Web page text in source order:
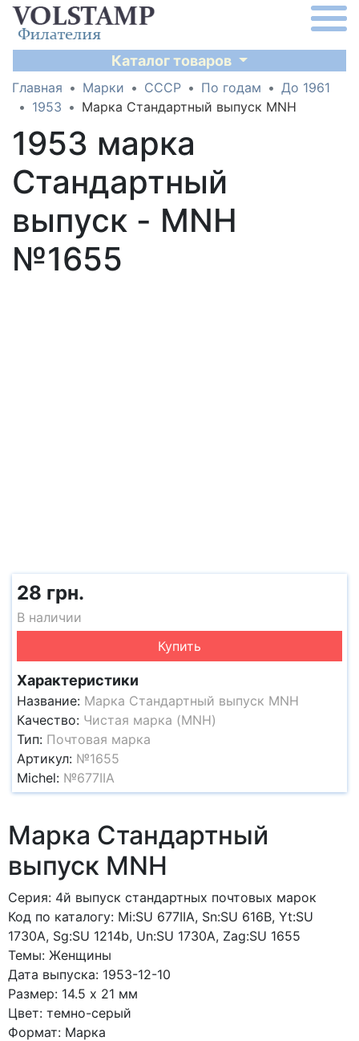
Каталог товаров
Главная Марки СССР По годам
До 1961
1953
Марка Стандартный выпуск MNH
1953 марка
Стандартный
выпуск - MNH
№1655
28 грн.
В наличии
Купить
Характеристики
Название: Марка Стандартный выпуск MNH
Качество: Чистая марка (MNH)
Тип: Почтовая марка
Артикул: №1655
Michel: №677IIA
Марка Стандартный
выпуск MNH
Серия: 4й выпуск стандартных почтовых марок
Код по каталогy: Mi:SU 677IIA, Sn:SU 616B, Yt:SU
1730A, Sg:SU 1214b, Un:SU 1730A, Zag:SU 1655
Темы: Женщины
Дата выпуска: 1953-12-10
Размер: 14.5 x 21 мм
Цвет: темно-серый
Формат: Марка